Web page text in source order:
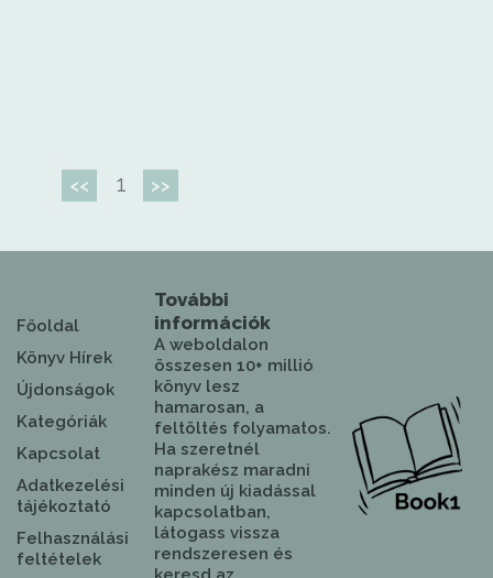
<< 1 >>
Főoldal
Könyv Hírek
Újdonságok
Kategóriák
Kapcsolat
Adatkezelési
tájékoztató
Felhasználási
feltételek
További
információk
A weboldalon
összesen 10+ millió
könyv lesz
hamarosan, a
feltöltés folyamatos.
Ha szeretnél
naprakész maradni
minden új kiadással
kapcsolatban,
látogass vissza
rendszeresen és